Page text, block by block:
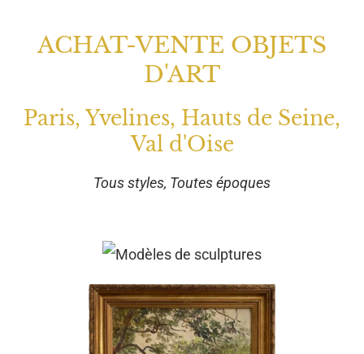
ACHAT-VENTE OBJETS
D'ART
Paris, Yvelines, Hauts de Seine,
Val d'Oise
Tous styles, Toutes époques